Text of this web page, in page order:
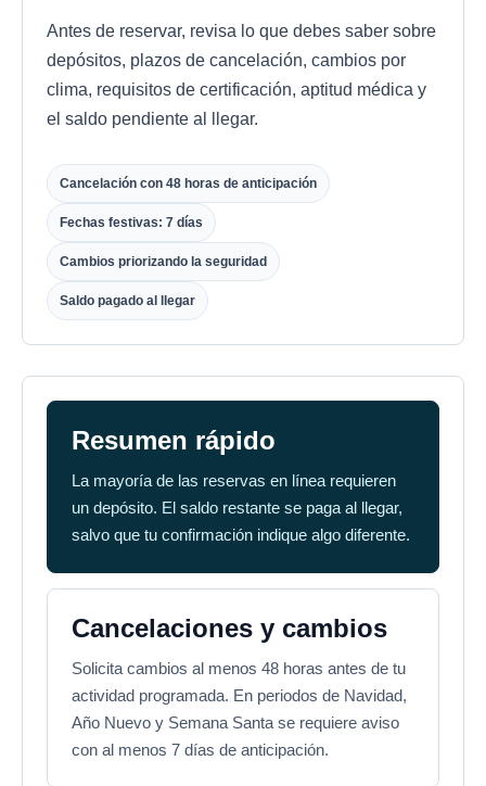
Antes de reservar, revisa lo que debes saber sobre
depósitos, plazos de cancelación, cambios por
clima, requisitos de certificación, aptitud médica y
el saldo pendiente al llegar.
Cancelación con 48 horas de anticipación
Fechas festivas: 7 días
Cambios priorizando la seguridad
Saldo pagado al llegar
Resumen rápido
La mayoría de las reservas en línea requieren
un depósito. El saldo restante se paga al llegar,
salvo que tu confirmación indique algo diferente.
Cancelaciones y cambios
Solicita cambios al menos 48 horas antes de tu
actividad programada. En periodos de Navidad,
Año Nuevo y Semana Santa se requiere aviso
con al menos 7 días de anticipación.